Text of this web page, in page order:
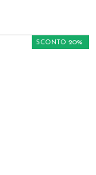
SCONTO 20%